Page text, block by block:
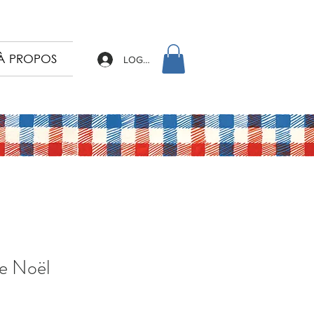
PROPOS LOG IN
Noël